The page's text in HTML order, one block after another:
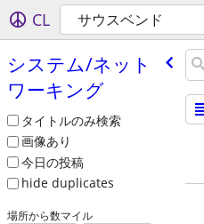
CL サウスベンド
システム/​ネット
ワーキング
タイトルのみ検索
画像あり
今日の投稿
hide duplicates
場所から数マイル